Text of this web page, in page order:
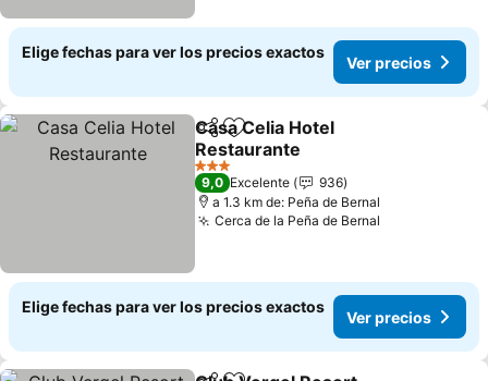
Elige fechas para ver los precios exactos
Ver precios
CompartirAgregar a favoritos
Casa Celia Hotel
Restaurante
3 Estrellas
9,0 Excelente
936
a 1.3 km de: Peña de Bernal
Cerca de la Peña de Bernal
Elige fechas para ver los precios exactos
Ver precios